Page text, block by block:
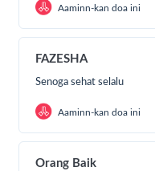
Aaminn-kan doa ini
FAZESHA
Senoga sehat selalu
Aaminn-kan doa ini
Orang Baik